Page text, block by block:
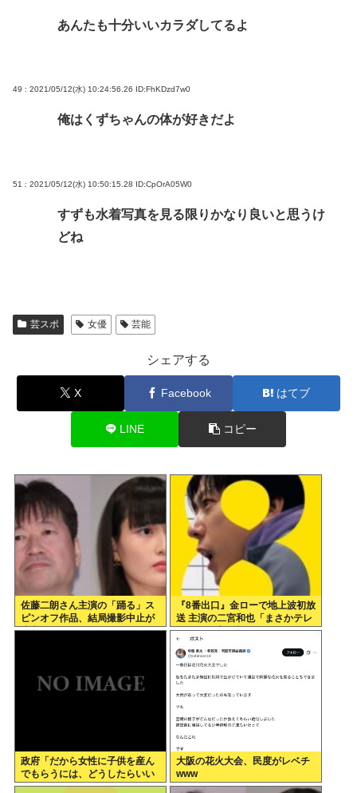
あんたも十分いいカラダしてるよ
49 : 2021/05/12(水) 10:24:56.26 ID:FhKDzd7w0
俺はくずちゃんの体が好きだよ
51 : 2021/05/12(水) 10:50:15.28 ID:CpOrA05W0
すずも水着写真を見る限りかなり良いと思うけ
どね
芸スポ 女優 芸能
シェアする
X Facebook はてブ
LINE コピー
佐藤二朗さん主演の「踊る」ス
ピンオフ作品、結局撮影中止が
決定www
『8番出口』金ローで地上波初放
送 主演の二宮和也「まさかテレ
ビにまで迷い込んでしまうと
は」
政府「だから女性に子供を産ん
でもらうには、どうしたらいい
のよ;;」
大阪の花火大会、民度がレベチ
www